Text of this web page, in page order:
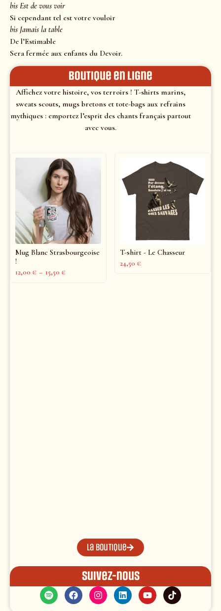
bis Est de vous voir
Si cependant tel est votre vouloir
bis Jamais la table
De l’Estimable
Sera fermée aux enfants du Devoir.
Boutique en ligne
Affichez votre histoire, vos terroirs ! T-shirts marins,
sweats scouts, mugs bretons et tote-bags aux refrains
mythiques : emportez l’esprit des chants français partout
avec vous.
Mug Blanc Strasbourgeoise
!
12,00 € – 15,50 €
T-shirt - Le Chasseur
24,50 €
La boutique
Suivez-nous